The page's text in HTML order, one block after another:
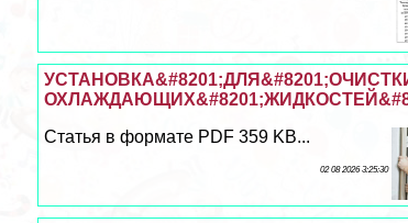
Статья в формате PDF 359 KB...
02 08 2026 3:25:30